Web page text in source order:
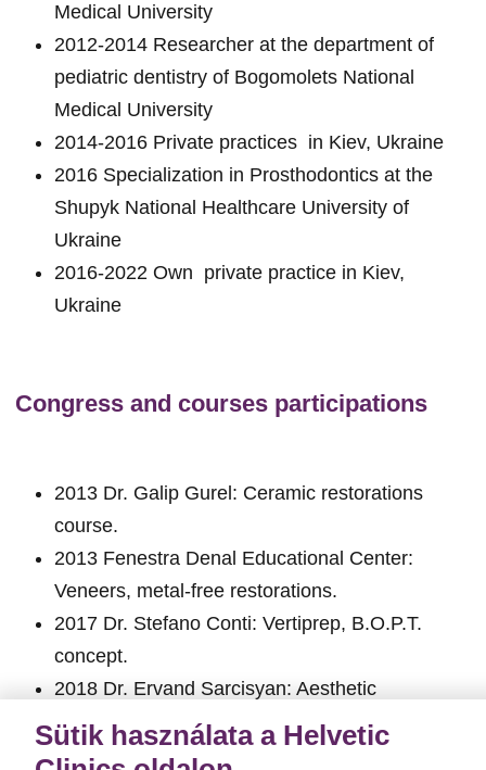
Medical University
2012-2014 Researcher at the department of
pediatric dentistry of Bogomolets National
Medical University
2014-2016 Private practices in Kiev, Ukraine
2016 Specialization in Prosthodontics at the
Shupyk National Healthcare University of
Ukraine
2016-2022 Own private practice in Kiev,
Ukraine
Congress and courses participations
2013 Dr. Galip Gurel: Ceramic restorations
course.
2013 Fenestra Denal Educational Center:
Veneers, metal-free restorations.
2017 Dr. Stefano Conti: Vertiprep, B.O.P.T.
concept.
2018 Dr. Ervand Sarcisyan: Aesthetic
restorations of frontal teeth
2020 Dr. Maxim Belograd: Direct Anterior
Sütik használata a Helvetic